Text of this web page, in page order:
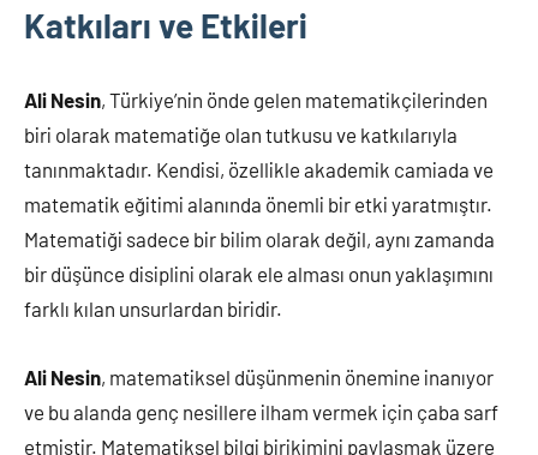
Katkıları ve Etkileri
Ali Nesin, Türkiye’nin önde gelen matematikçilerinden
biri olarak matematiğe olan tutkusu ve katkılarıyla
tanınmaktadır. Kendisi, özellikle akademik camiada ve
matematik eğitimi alanında önemli bir etki yaratmıştır.
Matematiği sadece bir bilim olarak değil, aynı zamanda
bir düşünce disiplini olarak ele alması onun yaklaşımını
farklı kılan unsurlardan biridir.
Ali Nesin, matematiksel düşünmenin önemine inanıyor
ve bu alanda genç nesillere ilham vermek için çaba sarf
etmiştir. Matematiksel bilgi birikimini paylaşmak üzere